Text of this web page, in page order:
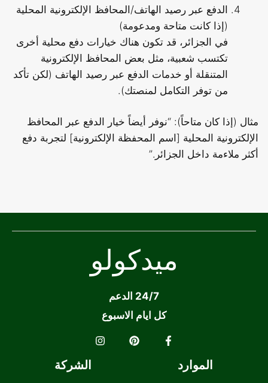
الدفع عبر رصيد الهاتف/المحافظ الإلكترونية المحلية
(إذا كانت متاحة ومدعومة)
في الجزائر، قد تكون هناك خيارات دفع محلية أخرى
تكتسب شعبية، مثل بعض المحافظ الإلكترونية
المتنقلة أو خدمات الدفع عبر رصيد الهاتف (لكن تأكد
من توفر التكامل لمنصتك).
مثال (إذا كان متاحاً): “نوفر أيضاً خيار الدفع عبر المحافظ
الإلكترونية المحلية [اسم المحفظة الإلكترونية] لتجربة دفع
أكثر ملاءمة داخل الجزائر.”
ميدكولو
24/7 الدعم
كل ايام الاسبوع
الموارد الشركة